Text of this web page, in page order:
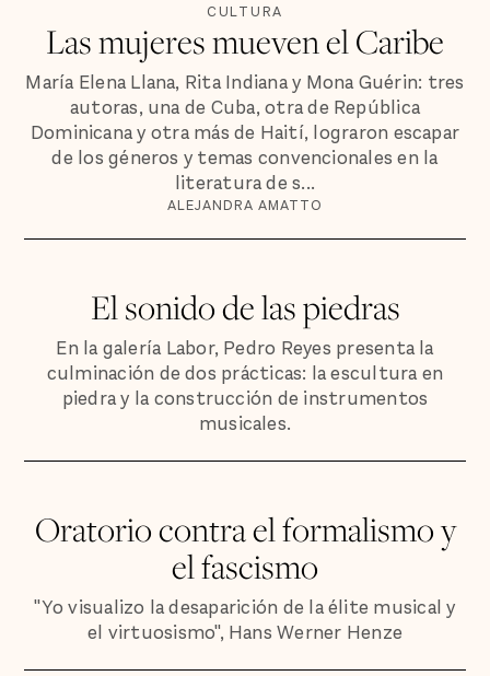
CULTURA
Las mujeres mueven el Caribe
María Elena Llana, Rita Indiana y Mona Guérin: tres
autoras, una de Cuba, otra de República
Dominicana y otra más de Haití, lograron escapar
de los géneros y temas convencionales en la
literatura de s...
ALEJANDRA AMATTO
El sonido de las piedras
En la galería Labor, Pedro Reyes presenta la
culminación de dos prácticas: la escultura en
piedra y la construcción de instrumentos
musicales.
Oratorio contra el formalismo y
el fascismo
"Yo visualizo la desaparición de la élite musical y
el virtuosismo", Hans Werner Henze